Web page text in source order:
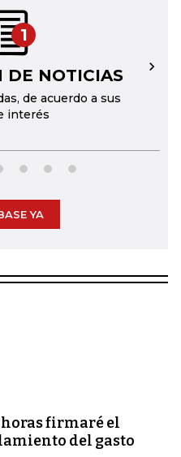
1
DE NOTICIAS
de acuerdo a sus
interés
→
YA
firmaré el
del gasto